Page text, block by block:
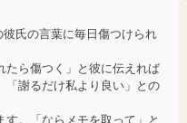
氏の言葉に毎日傷つけられ
たら傷つく」と彼に伝えれば
「謝るだけ私より良い」との
。「ならメモを取って」と